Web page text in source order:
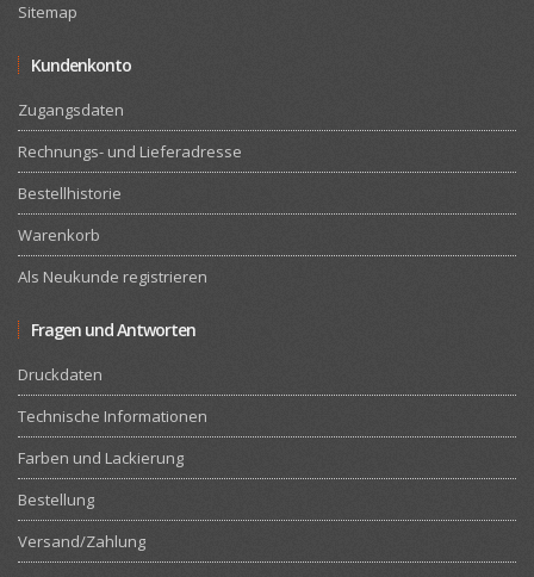
Sitemap
Kundenkonto
Zugangsdaten
Rechnungs- und Lieferadresse
Bestellhistorie
Warenkorb
Als Neukunde registrieren
Fragen und Antworten
Druckdaten
Technische Informationen
Farben und Lackierung
Bestellung
Versand/Zahlung